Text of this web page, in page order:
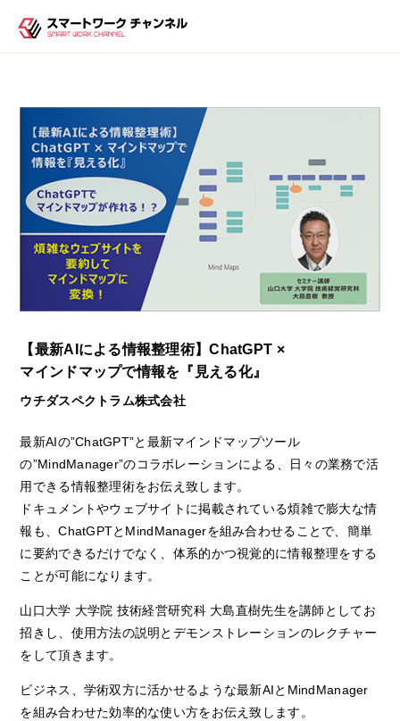
【最新AIによる情報整理術】ChatGPT ×
マインドマップで情報を『見える化』
ウチダスペクトラム株式会社
最新AIの”ChatGPT”と最新マインドマップツール
の”MindManager”のコラボレーションによる、日々の業務で活
用できる情報整理術をお伝え致します。
ドキュメントやウェブサイトに掲載されている煩雑で膨大な情
報も、ChatGPTとMindManagerを組み合わせることで、簡単
に要約できるだけでなく、体系的かつ視覚的に情報整理をする
ことが可能になります。
山口大学 大学院 技術経営研究科 大島直樹先生を講師としてお
招きし、使用方法の説明とデモンストレーションのレクチャー
をして頂きます。
ビジネス、学術双方に活かせるような最新AIとMindManager
を組み合わせた効率的な使い方をお伝え致します。